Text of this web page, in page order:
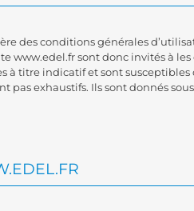
des conditions générales
www.edel.fr sont donc invités à
à titre indicatif et sont susceptibles
pas exhaustifs. Ils sont donnés